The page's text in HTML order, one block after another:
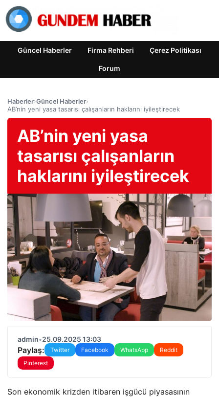
Güncel Haberler Firma Rehberi Çerez Politikası
Forum
Haberler›Güncel Haberler›
AB’nin yeni yasa tasarısı çalışanların haklarını iyileştirecek
AB’nin yeni yasa
tasarısı çalışanların
haklarını iyileştirecek
admin•25.09.2025 13:03
Paylaş: Twitter Facebook WhatsApp
Reddit
Pinterest
Son ekonomik krizden itibaren işgücü piyasasının